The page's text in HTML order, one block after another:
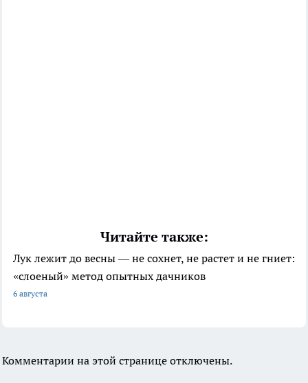
Читайте также:
Лук лежит до весны — не сохнет, не растет и не гниет:
«слоеный» метод опытных дачников
6 августа
Комментарии на этой странице отключены.